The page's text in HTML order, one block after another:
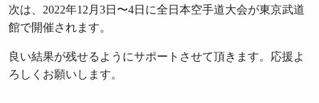
次は、2022年12月3日〜4日に全日本空手道大会が東京武道
館で開催されます。
良い結果が残せるようにサポートさせて頂きます。応援よ
ろしくお願いします。